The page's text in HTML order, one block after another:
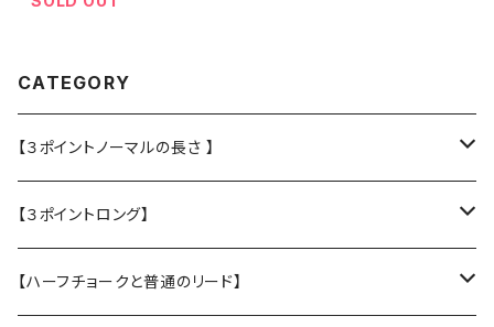
CATEGORY
【３ポイントノーマルの長さ 】
・L大型犬用★Police Lead
・M中型犬用 高さある子
【３ポイントロング】
・L大型犬 走る・登る・アクティブ系
【ハーフチョークと普通のリード】